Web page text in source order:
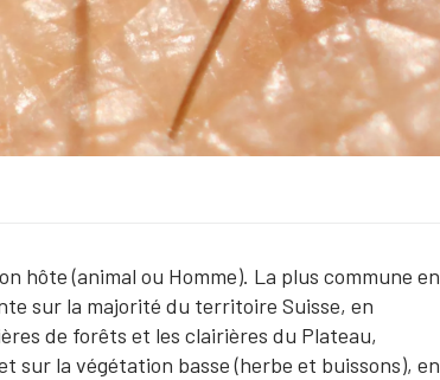
hôte (animal ou Homme). La plus commune en
sur la majorité du territoire Suisse, en
de forêts et les clairières du Plateau,
sur la végétation basse (herbe et buissons), en